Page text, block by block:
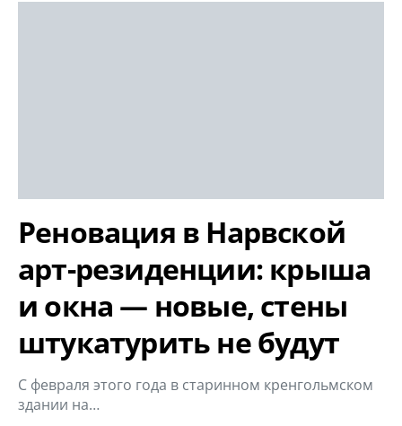
Реновация в Нарвской
арт-резиденции: крыша
и окна — новые, стены
штукатурить не будут
С февраля этого года в старинном кренгольмском
здании на…